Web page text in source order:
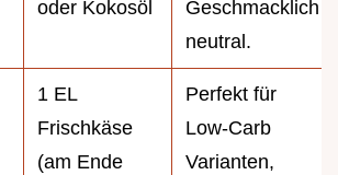
oder Kokosöl
Geschmacklich
neutral.
1 EL
Frischkäse
(am Ende
Perfekt für
Low-Carb
Varianten,